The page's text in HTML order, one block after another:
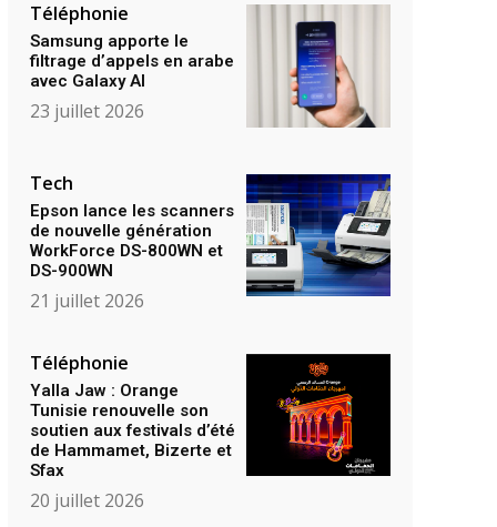
Téléphonie
Samsung apporte le
filtrage d’appels en arabe
avec Galaxy AI
23 juillet 2026
Tech
Epson lance les scanners
de nouvelle génération
WorkForce DS-800WN et
DS-900WN
21 juillet 2026
Téléphonie
Yalla Jaw : Orange
Tunisie renouvelle son
soutien aux festivals d’été
de Hammamet, Bizerte et
Sfax
20 juillet 2026